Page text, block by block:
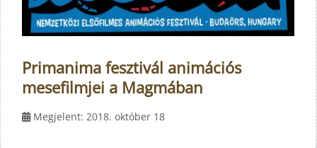
Primanima fesztivál animációs
mesefilmjei a Magmában
Megjelent: 2018. október 18